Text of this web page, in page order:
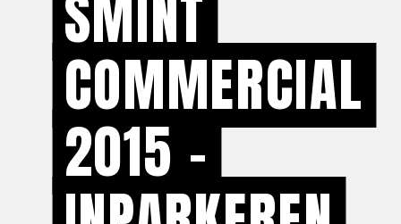
SMINT
COMMERCIAL
2015 -